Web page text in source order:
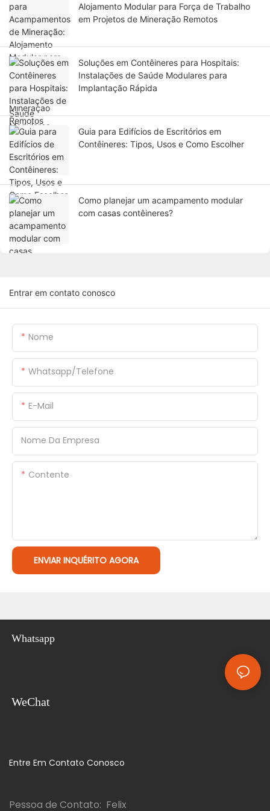
Alojamento Modular para Força de Trabalho
em Projetos de Mineração Remotos
Soluções em Contêineres para Hospitais:
Instalações de Saúde Modulares para
Implantação Rápida
Guia para Edifícios de Escritórios em
Contêineres: Tipos, Usos e Como Escolher
Como planejar um acampamento modular
com casas contêineres?
Entrar em contato conosco
Nome
Whatsapp/Telefone
E-Mail
Nome Da Empresa
Contente
ENVIAR INQUÉRITO AGORA
Whatsapp
WeChat
Entre Em Contato Conosco
Pessoa de Contato: Felix